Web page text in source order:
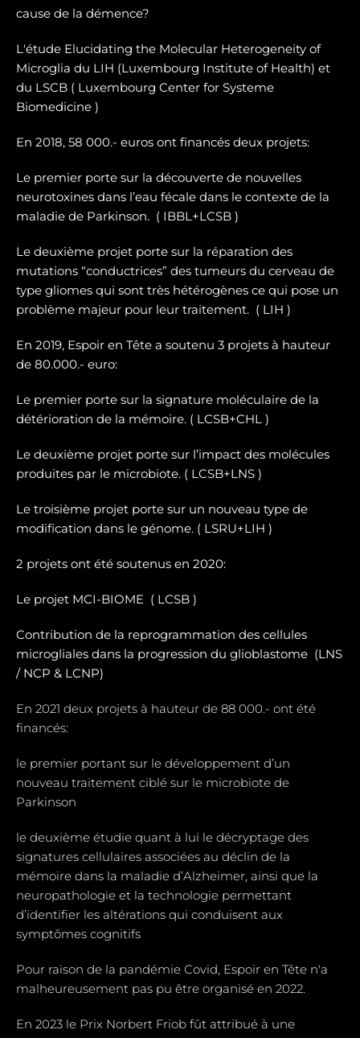
cause de la démence?
L'étude Elucidating the Molecular Heterogeneity of
Microglia du LIH (Luxembourg Institute of Health) et
du LSCB ( Luxembourg Center for Systeme
Biomedicine )
En 2018, 58 000.- euros ont financés deux projets:
Le premier porte sur la découverte de nouvelles
neurotoxines dans l’eau fécale dans le contexte de la
maladie de Parkinson. ( IBBL+LCSB )
Le deuxième projet porte sur la réparation des
mutations “conductrices” des tumeurs du cerveau de
type gliomes qui sont très hétérogènes ce qui pose un
problème majeur pour leur traitement. ( LIH )
En 2019, Espoir en Tête a soutenu 3 projets à hauteur
de 80.000.- euro:
Le premier porte sur la signature moléculaire de la
détérioration de la mémoire. ( LCSB+CHL )
Le deuxième projet porte sur l’impact des molécules
produites par le microbiote. ( LCSB+LNS )
Le troisième projet porte sur un nouveau type de
modification dans le génome. ( LSRU+LIH )
2 projets ont été soutenus en 2020:
Le projet MCI-BIOME ( LCSB )
Contribution de la reprogrammation des cellules
microgliales dans la progression du glioblastome (LNS
/ NCP & LCNP)
En 2021 deux projets à hauteur de 88 000.- ont été
financés:
le premier portant sur le développement d’un
nouveau traitement ciblé sur le microbiote de
Parkinson
le deuxième étudie quant à lui le décryptage des
signatures cellulaires associées au déclin de la
mémoire dans la maladie d’Alzheimer, ainsi que la
neuropathologie et la technologie permettant
d’identifier les altérations qui conduisent aux
symptômes cognitifs
Pour raison de la pandémie Covid, Espoir en Tête n'a
malheureusement pas pu être organisé en 2022.
En 2023 le Prix Norbert Friob fût attribué à une